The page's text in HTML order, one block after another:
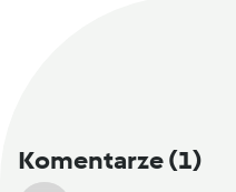
Komentarze(1)